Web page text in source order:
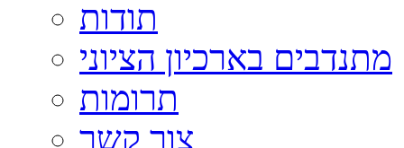
תודות
מתנדבים בארכיון הציוני
תרומות
צור קשר